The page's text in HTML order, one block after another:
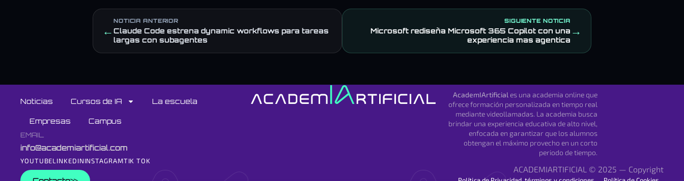
←
NOTICIA ANTERIOR
Claude Code estrena dynamic workflows para tareas
largas con subagentes
SIGUIENTE NOTICIA
Microsoft rediseña Microsoft 365 Copilot con una
experiencia mas agentica
→
Noticias Cursos de IA La escuela
Empresas Campus
EMAIL
info@academiartificial.com
YOUTUBELINKEDININSTAGRAMTIK TOK
AcademIArtificial es una academia online que
ofrece formación personalizada en tiempo real
mediante videollamadas. La academia busca
brindar una experiencia educativa de alto nivel,
enfocada en garantizar que los alumnos
obtengan el máximo provecho en un corto
periodo de tiempo.
ACADEMIARTIFICIAL © 2025 — Copyright